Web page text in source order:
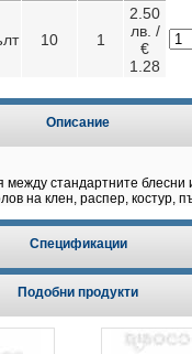
10 1
2.50
лв. /
€
1.28
Описание
между стандартните блесни
на клен, распер, костур,
Спецификации
Подобни продукти